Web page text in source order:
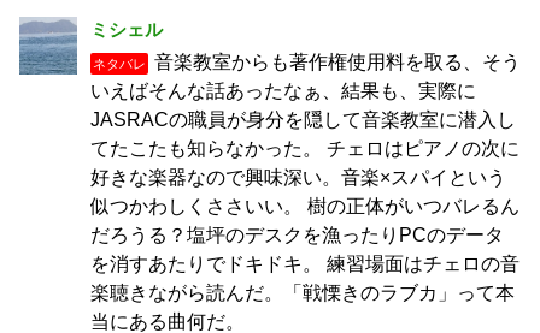
ミシェル
ネタバレ
音楽教室からも著作権使用料を取る、そう
いえばそんな話あったなぁ、結果も、実際に
JASRACの職員が身分を隠して音楽教室に潜入し
てたこたも知らなかった。 チェロはピアノの次に
好きな楽器なので興味深い。音楽×スパイという
似つかわしくささいい。 樹の正体がいつバレるん
だろうる？塩坪のデスクを漁ったりPCのデータ
を消すあたりでドキドキ。 練習場面はチェロの音
楽聴きながら読んだ。「戦慄きのラブカ」って本
当にある曲何だ。